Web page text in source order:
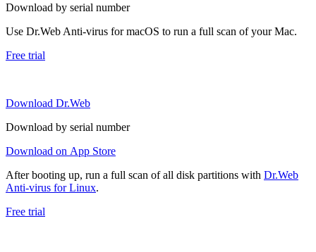
Download by serial number
Use Dr.Web Anti-virus for macOS to run a full scan of your Mac.
Free trial
Download Dr.Web
Download by serial number
Download on App Store
After booting up, run a full scan of all disk partitions with Dr.Web
Anti-virus for Linux.
Free trial